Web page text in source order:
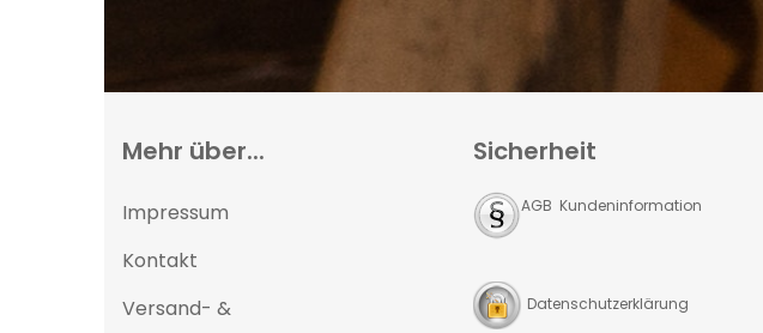
Mehr über...
Impressum
Kontakt
Versand- &
Sicherheit
AGB Kundeninformation
Datenschutzerklärung